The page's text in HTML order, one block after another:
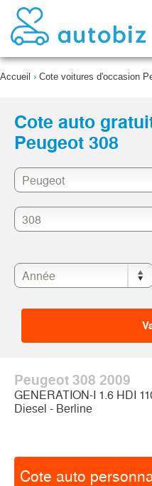
Accueil › Cote voitures d'occasion
Cote auto
Peugeot 308
Peugeot 308 2009
GENERATION-I 1.6 HDI
Diesel - Berline
Cote auto